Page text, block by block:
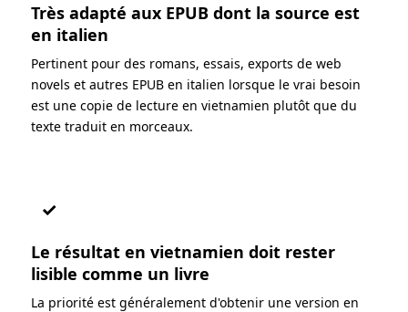
Très adapté aux EPUB dont la source est
en italien
Pertinent pour des romans, essais, exports de web
novels et autres EPUB en italien lorsque le vrai besoin
est une copie de lecture en vietnamien plutôt que du
texte traduit en morceaux.
✓
Le résultat en vietnamien doit rester
lisible comme un livre
La priorité est généralement d'obtenir une version en